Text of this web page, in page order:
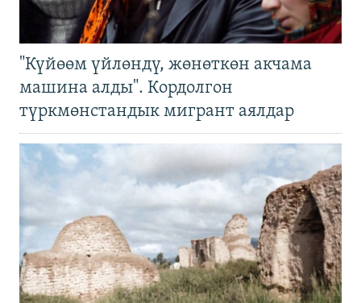
"Күйөөм үйлөндү, жөнөткөн акчама
машина алды". Кордолгон
түркмөнстандык мигрант аялдар